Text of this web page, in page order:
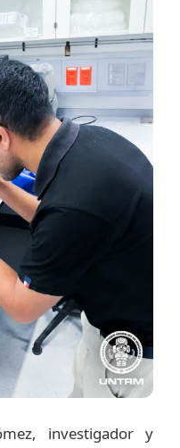
investigador y